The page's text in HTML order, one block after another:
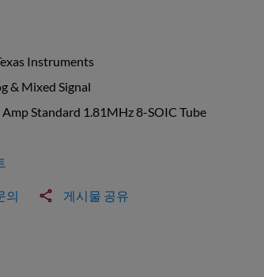
Instruments
& Mixed Signal
Standard 1.81MHz 8-SOIC Tube
의 게시물 공유